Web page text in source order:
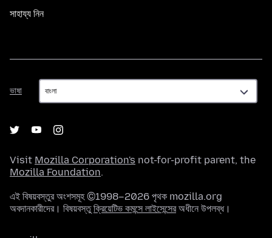
সাহায্য নিন
ভাষা
ভাষা
Visit Mozilla Corporation's not-for-profit parent, the
Mozilla Foundation.
এই বিষয়বস্তুর অংশসমূহ ©1998–2026 পৃথক mozilla.org
অবদানকারীদের। বিষয়বস্তুক্রিয়েটিভ কমন্সে লাইসেন্সেরঅধীনে উপলব্ধ।